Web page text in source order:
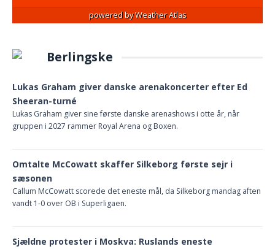
powered byWeather Atlas
Berlingske
Lukas Graham giver danske arenakoncerter efter Ed
Sheeran-turné
Lukas Graham giver sine første danske arenashows i otte år, når
gruppen i 2027 rammer Royal Arena og Boxen.
Omtalte McCowatt skaffer Silkeborg første sejr i
sæsonen
Callum McCowatt scorede det eneste mål, da Silkeborg mandag aften
vandt 1-0 over OB i Superligaen.
Sjældne protester i Moskva: Ruslands eneste